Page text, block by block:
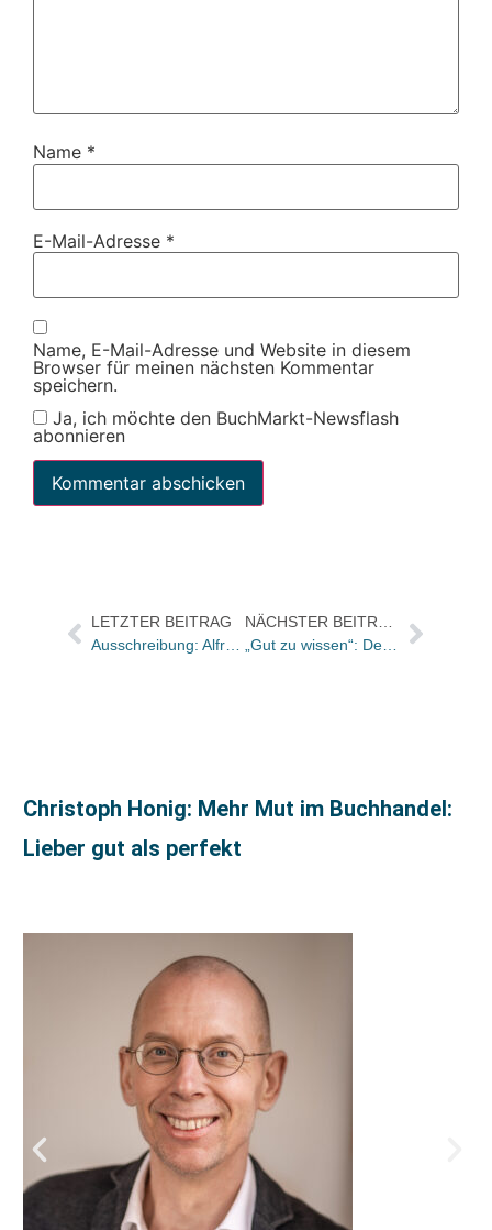
Name *
E-Mail-Adresse *
Name, E-Mail-Adresse und Website in diesem
Browser für meinen nächsten Kommentar
speichern.
Ja, ich möchte den BuchMarkt-Newsflash
abonnieren
LETZTER BEITRAG
Ausschreibung: Alfred-Döblin-Stipendium 2008
Christoph Honig: Mehr Mut im Buchhandel:
Lieber gut als perfekt